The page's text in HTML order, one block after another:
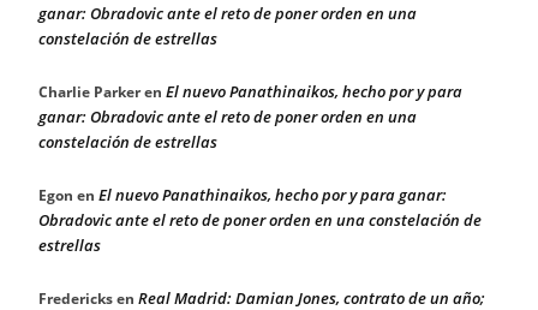
ganar: Obradovic ante el reto de poner orden en una
constelación de estrellas
Charlie Parkeren El nuevo Panathinaikos, hecho por y para
ganar: Obradovic ante el reto de poner orden en una
constelación de estrellas
Egon en El nuevo Panathinaikos, hecho por y para ganar:
Obradovic ante el reto de poner orden en una constelación de
estrellas
Fredericksen Real Madrid: Damian Jones, contrato de un año;